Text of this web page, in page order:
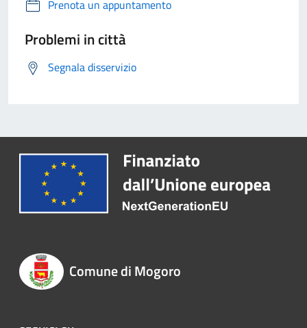
Prenota un appuntamento
Problemi in città
Segnala disservizio
Comune di Mogoro